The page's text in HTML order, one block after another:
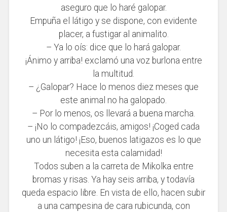
aseguro que lo haré galopar.
Empuña el látigo y se dispone, con evidente
placer, a fustigar al animalito.
– Ya lo oís: dice que lo hará galopar.
¡Ánimo y arriba! exclamó una voz burlona entre
la multitud.
– ¿Galopar? Hace lo menos diez meses que
este animal no ha galopado.
– Por lo menos, os llevará a buena marcha.
– ¡No lo compadezcáis, amigos! ¡Coged cada
uno un látigo! ¡Eso, buenos latigazos es lo que
necesita esta calamidad!
Todos suben a la carreta de Mikolka entre
bromas y risas. Ya hay seis arriba, y todavía
queda espacio libre. En vista de ello, hacen subir
a una campesina de cara rubicunda, con